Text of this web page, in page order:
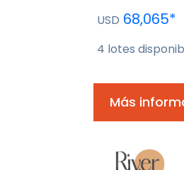
USD 68,065*
4 lotes
Más